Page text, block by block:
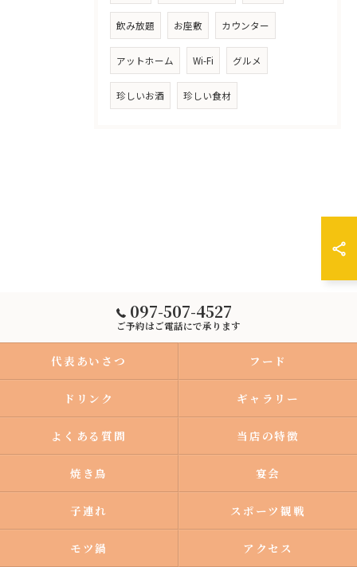
飲み放題 お座敷 カウンター
アットホーム Wi-Fi グルメ
珍しいお酒 珍しい食材
097-507-4527
ご予約はご電話にで承ります
代表あいさつ フード
ドリンク ギャラリー
よくある質問 当店の特徴
焼き鳥 宴会
子連れ スポーツ観戦
モツ鍋 アクセス